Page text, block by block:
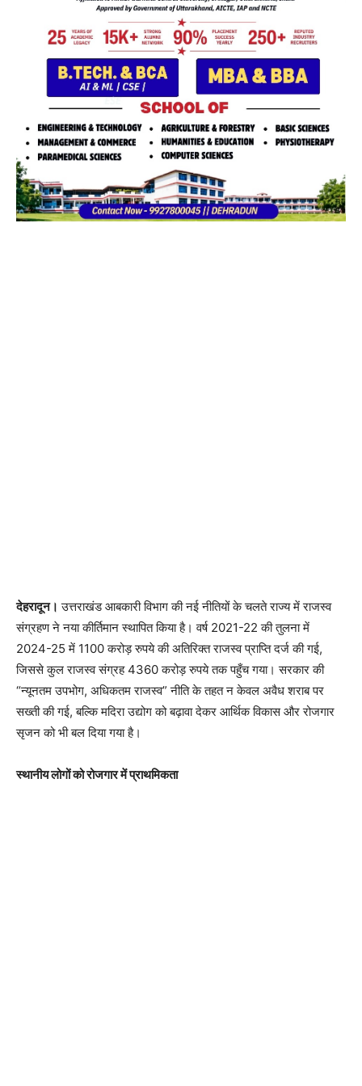
देहरादून। उत्तराखंड आबकारी विभाग की नई नीतियों के चलते राज्य में राजस्व
संग्रहण ने नया कीर्तिमान स्थापित किया है। वर्ष 2021-22 की तुलना में
2024-25 में 1100 करोड़ रुपये की अतिरिक्त राजस्व प्राप्ति दर्ज की गई,
जिससे कुल राजस्व संग्रह 4360 करोड़ रुपये तक पहुँच गया। सरकार की
“न्यूनतम उपभोग, अधिकतम राजस्व” नीति के तहत न केवल अवैध शराब पर
सख्ती की गई, बल्कि मदिरा उद्योग को बढ़ावा देकर आर्थिक विकास और रोजगार
सृजन को भी बल दिया गया है।
स्थानीय लोगों को रोजगार में प्राथमिकता